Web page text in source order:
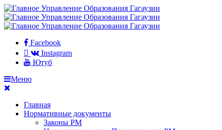
Facebook
Instagram
Ютуб
Меню
Главная
Нормативные документы
Законы РМ